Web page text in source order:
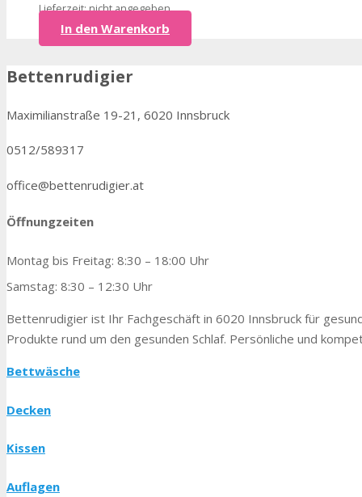
Lieferzeit: nicht angegeben
In den Warenkorb
Bettenrudigier
Maximilianstraße 19-21, 6020 Innsbruck
0512/589317
office@bettenrudigier.at
Öffnungzeiten
Montag bis Freitag: 8:30 – 18:00 Uhr
Samstag: 8:30 – 12:30 Uhr
Bettenrudigier ist Ihr Fachgeschäft in 6020 Innsbruck für
Produkte rund um den gesunden Schlaf. Persönliche und
Bettwäsche
Decken
Kissen
Auflagen